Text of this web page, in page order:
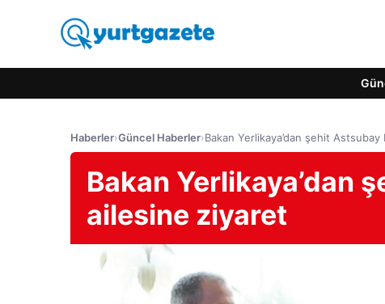
Haberler›Güncel Haberler›Bakan Yerlikaya’dan şehit Astsubay
Bakan Yerlikaya’dan
ailesine ziyaret